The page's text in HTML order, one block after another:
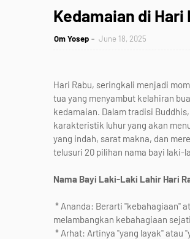
Kedamaian di Hari
Om Yosep June 18, 2025
Hari Rabu, seringkali menjadi
tua yang menyambut kelahiran
kedamaian. Dalam tradisi
karakteristik luhur yang akan
yang indah, sarat makna, dan
telusuri 20 pilihan nama bayi laki-
Nama Bayi Laki-Laki Lahir Hari
* Ananda: Berarti "kebahagiaan"
melambangkan kebahagiaan
* Arhat: Artinya "yang layak" atau